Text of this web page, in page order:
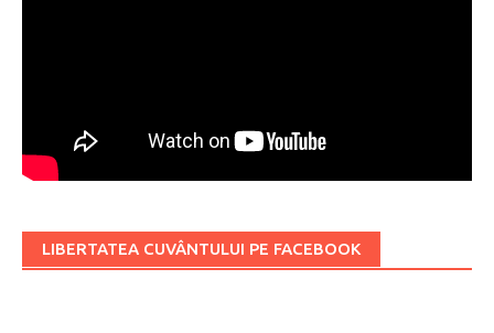
LIBERTATEA CUVÂNTULUI PE FACEBOOK